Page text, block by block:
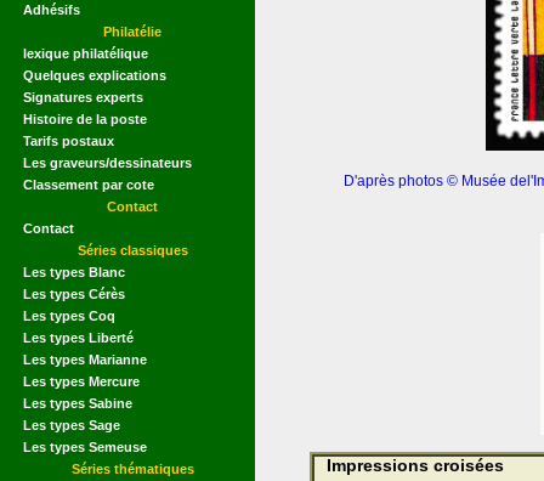
Adhésifs
Philatélie
lexique philatélique
Quelques explications
Signatures experts
Histoire de la poste
Tarifs postaux
Les graveurs/dessinateurs
Classement par cote
Contact
Contact
Séries classiques
Les types Blanc
Les types Cérès
Les types Coq
Les types Liberté
Les types Marianne
Les types Mercure
Les types Sabine
Les types Sage
Les types Semeuse
Séries thématiques
D'après photos © Musée
Impressions croisées